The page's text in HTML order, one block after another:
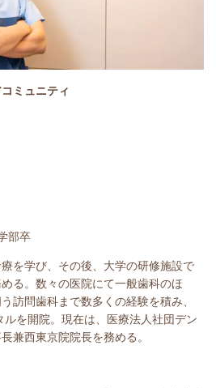
ミュニティ
部卒
を学び、その後、大学の研修施設で
る。数々の医院にて一般歯科のほ
訪問歯科まで数多くの経験を積み、
を開院。現在は、医療法人社団デン
兼西東京院院長を務める。